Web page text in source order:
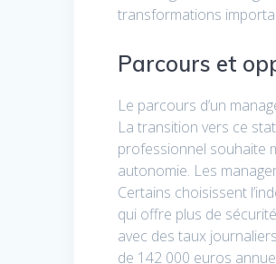
transformations
Parcours et
Le parcours d’un
La transition vers ce
professionnel souhaite
autonomie. Les
Certains choisissent
qui offre plus de
avec des taux
de 142 000 euros